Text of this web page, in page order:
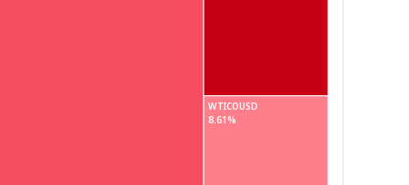
WTICOUSD
8.61%